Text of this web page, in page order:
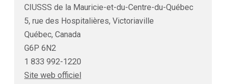
CIUSSS de la Mauricie-et-du-Centre-du-Québec
5, rue des Hospitalières, Victoriaville
Québec, Canada
G6P 6N2
1 833 992-1220
Site web officiel